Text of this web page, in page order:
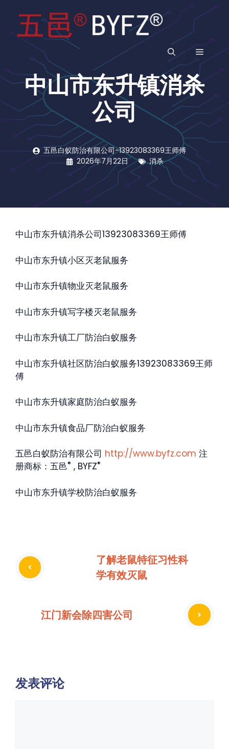
菜
单
中山市东升镇消杀
公司
五邑白蚁防治有限公司-13923083369王师傅
2026年7月22日
消杀
中山市东升镇消杀公司13923083369王师傅
中山市东升镇小区灭老鼠服务
中山市东升镇物业灭老鼠服务
中山市东升镇写字楼灭老鼠服务
中山市东升镇工厂防治白蚁服务
中山市东升镇社区防治白蚁服务13923083369王师
傅
中山市东升镇家庭防治白蚁服务
中山市东升镇食品厂防治白蚁服务
五邑白蚁防治有限公司 http://www.byfz.com 注
册商标：五邑® , BYFZ®
中山市东升镇学校防治白蚁服务
了解老鼠特征习性科
学有效灭鼠
江门新会除四害公司
发表评论